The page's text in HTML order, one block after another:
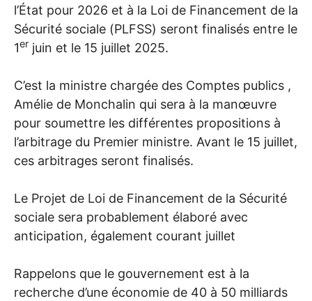
l’État pour 2026 et à la Loi de Financement de la
Sécurité sociale (PLFSS) seront finalisés entre le
1er juin et le 15 juillet 2025.
C’est la ministre chargée des Comptes publics ,
Amélie de Monchalin qui sera à la manœuvre
pour soumettre les différentes propositions à
l’arbitrage du Premier ministre. Avant le 15 juillet,
ces arbitrages seront finalisés.
Le Projet de Loi de Financement de la Sécurité
sociale sera probablement élaboré avec
anticipation, également courant juillet
Rappelons que le gouvernement est à la
recherche d’une économie de 40 à 50 milliards